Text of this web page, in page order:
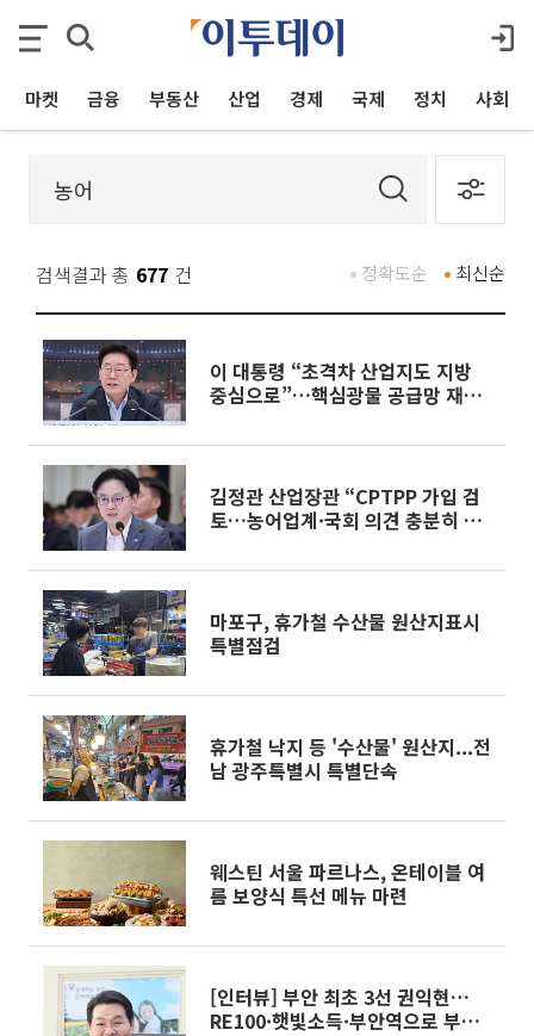
마켓 금융 부동산 산업 경제 국제 정치 사회
검색결과 총 677 건 최신순
정확도순
이 대통령 “초격차 산업지도 지방
중심으로”…핵심광물 공급망 재편
김정관 산업장관 “CPTPP 가입 검
토…농어업계·국회 의견 충분히 수
마포구, 휴가철 수산물 원산지표시
특별점검
휴가철 낙지 등 '수산물' 원산지...전
남 광주특별시 특별단속
웨스틴 서울 파르나스, 온테이블 여
름 보양식 특선 메뉴 마련
[인터뷰] 부안 최초 3선 권익현…
RE100·햇빛소득·부안역으로 부안